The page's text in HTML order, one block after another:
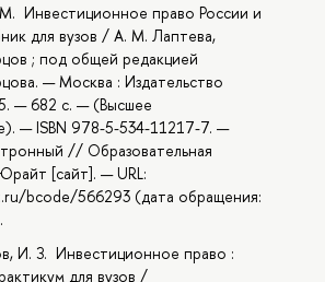
Инвестиционное право России и
для вузов / А. М. Лаптева,
; под общей редакцией
— Москва : Издательство
— 682 с. — (Высшее
— ISBN 978-5-534-11217-7. —
// Образовательная
[сайт]. — URL:
bcode/566293 (дата обращения:
И. З. Инвестиционное право :
для вузов /